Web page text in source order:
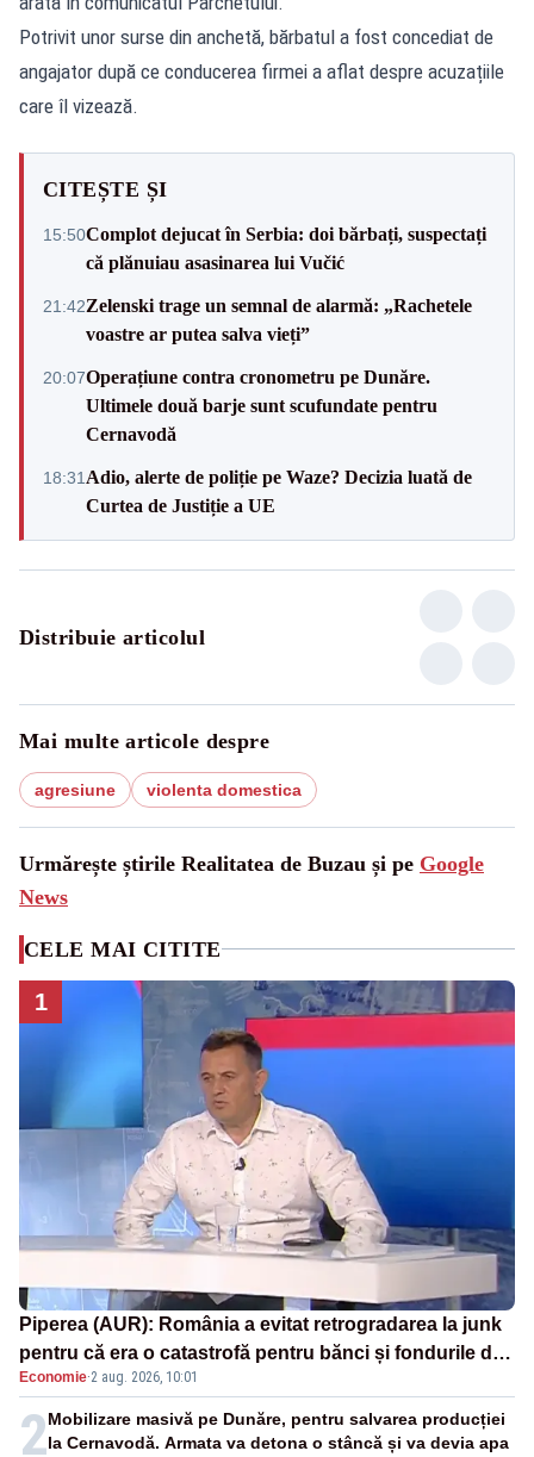
Potrivit unor surse din anchetă, bărbatul a fost concediat de
angajator după ce conducerea firmei a aflat despre acuzațiile
care îl vizează.
CITEȘTE ȘI
15:50Complot dejucat în Serbia: doi bărbați, suspectați
că plănuiau asasinarea lui Vučić
21:42Zelenski trage un semnal de alarmă: „Rachetele
voastre ar putea salva vieți”
20:07Operațiune contra cronometru pe Dunăre.
Ultimele două barje sunt scufundate pentru
Cernavodă
18:31 Adio, alerte de poliție pe Waze? Decizia luată de
Curtea de Justiție a UE
Distribuie articolul
Mai multe articole despre
agresiune violenta domestica
Urmărește știrile Realitatea de Buzau și pe Google
News
CELE MAI CITITE
1
Piperea (AUR): România a evitat retrogradarea la junk
pentru că era o catastrofă pentru bănci și fondurile de
pensii
Economie·2 aug. 2026, 10:01
2Mobilizare masivă pe Dunăre, pentru salvarea producției
la Cernavodă. Armata va detona o stâncă și va devia apa